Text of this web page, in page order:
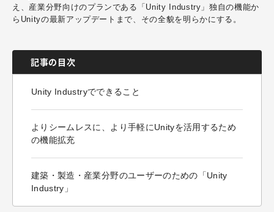
え、産業分野向けのプランである「Unity Industry」独自の機能か
らUnityの最新アップデートまで、その全貌を明らかにする。
記事の目次
Unity Industryでできること
よりシームレスに、より手軽にUnityを活用するため
の機能拡充
建築・製造・産業分野のユーザーのための「Unity
Industry」